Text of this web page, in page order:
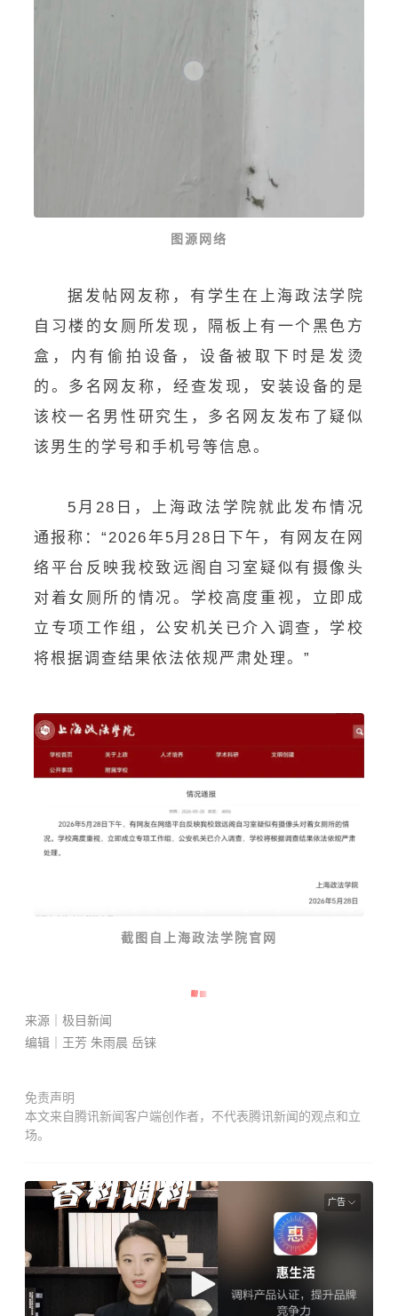
图源网络
据发帖网友称，有学生在
上海政法学院
自习楼的女厕所发现，隔板上有一个黑色方
盒，内有偷拍设备，设备被取下时是发烫
的。多名网友称，经查发现，安装设备的是
该校一名男性研究生，多名网友发布了疑似
该男生的学号和手机号等信息。
5月28日，
上海政法学院就此发布情况
通报称：“2026年5月28日下午，有网友在网
络平台反映我校致远阁自习室疑似有摄像头
对着女厕所的情况。学校高度重视，立即成
立专项工作组，公安机关已介入调查，学校
将根据调查结果依法依规严肃处理。”
截图自上海政法学院官网
来源｜极目新闻
编辑｜王芳 朱雨晨 岳铼
免责声明
本文来自腾讯新闻客户端创作者，不代表腾讯新闻的观点和立
场。
广告